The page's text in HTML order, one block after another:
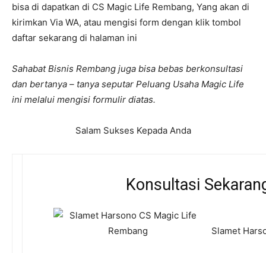
bisa di dapatkan di CS Magic Life Rembang, Yang akan di
kirimkan Via WA, atau mengisi form dengan klik tombol
daftar sekarang di halaman ini
Sahabat Bisnis Rembang juga bisa bebas berkonsultasi
dan bertanya – tanya seputar Peluang Usaha Magic Life
ini melalui mengisi formulir diatas.
Salam Sukses Kepada Anda
Konsultasi
Slamet